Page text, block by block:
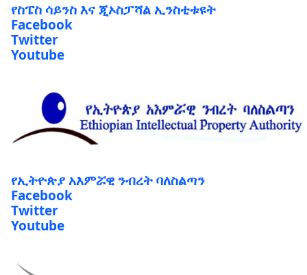
የስፔስ ሳይንስ እና ጂኦስፓሻል ኢንስቲቱዩት
Facebook
Twitter
Youtube
የኢትዮጵያ አእምሯዊ ንብረት ባለስልጣን
Facebook
Twitter
Youtube